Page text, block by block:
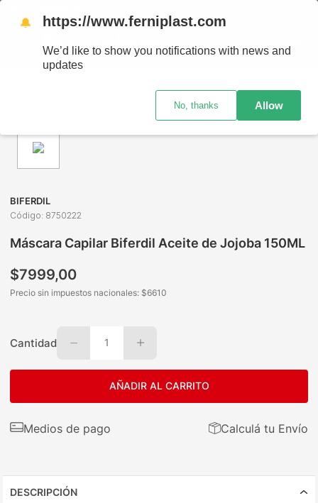
BIFERDIL
Código: 8750222
Máscara Capilar Biferdil Aceite de Jojoba 150ML
$7999,00
Precio sin impuestos nacionales: $6610
Cantidad 1
AÑADIR AL CARRITO
Medios de pago Calculá tu Envío
DESCRIPCIÓN
🔔 https://www.ferniplast.com
We’d like to show you notifications with news and
updates
No, thanks Allow